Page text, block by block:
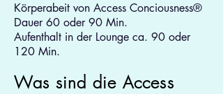
Körperabeit von Access Conciousness®
Dauer 60 oder 90 Min.
Aufenthalt in der Lounge ca. 90 oder
120 Min.
Was sind die Access